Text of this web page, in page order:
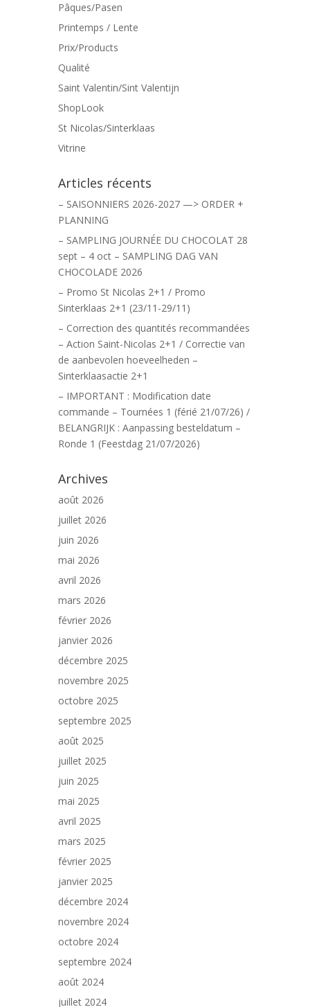
Pâques/Pasen
Printemps / Lente
Prix/Products
Qualité
Saint Valentin/Sint Valentijn
ShopLook
St Nicolas/Sinterklaas
Vitrine
Articles récents
– SAISONNIERS 2026-2027 —> ORDER +
PLANNING
– SAMPLING JOURNÉE DU CHOCOLAT 28
sept – 4 oct – SAMPLING DAG VAN
CHOCOLADE 2026
– Promo St Nicolas 2+1 / Promo
Sinterklaas 2+1 (23/11-29/11)
– Correction des quantités recommandées
– Action Saint-Nicolas 2+1 / Correctie van
de aanbevolen hoeveelheden –
Sinterklaasactie 2+1
– IMPORTANT : Modification date
commande – Tournées 1 (férié 21/07/26) /
BELANGRIJK : Aanpassing besteldatum –
Ronde 1 (Feestdag 21/07/2026)
Archives
août 2026
juillet 2026
juin 2026
mai 2026
avril 2026
mars 2026
février 2026
janvier 2026
décembre 2025
novembre 2025
octobre 2025
septembre 2025
août 2025
juillet 2025
juin 2025
mai 2025
avril 2025
mars 2025
février 2025
janvier 2025
décembre 2024
novembre 2024
octobre 2024
septembre 2024
août 2024
juillet 2024